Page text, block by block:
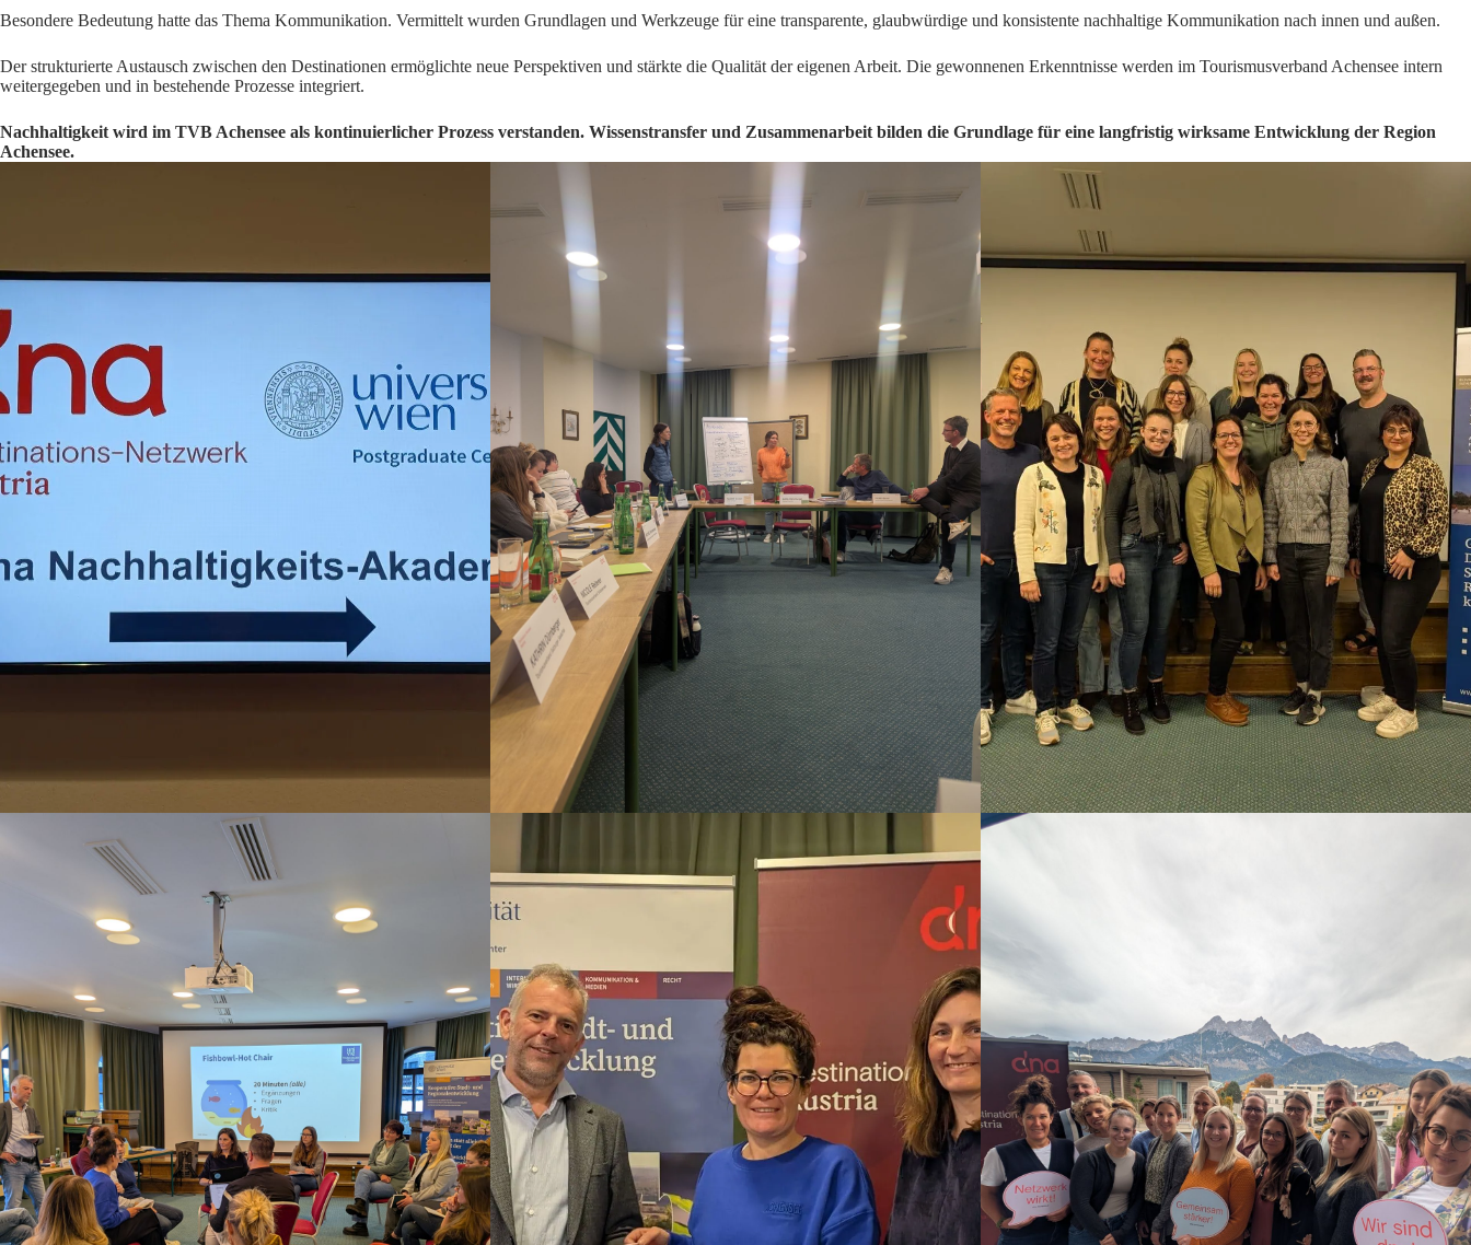
Besondere Bedeutung hatte das Thema Kommunikation. Vermittelt wurden Grundlagen und Werkzeuge für eine transparente, glaubwürdige und konsistente nachhaltige Kommunikation nach innen und außen.
Der strukturierte Austausch zwischen den Destinationen ermöglichte neue Perspektiven und stärkte die Qualität der eigenen Arbeit. Die gewonnenen Erkenntnisse werden im Tourismusverband Achensee intern
weitergegeben und in bestehende Prozesse integriert.
Nachhaltigkeit wird im TVB Achensee als kontinuierlicher Prozess verstanden. Wissenstransfer und Zusammenarbeit bilden die Grundlage für eine langfristig wirksame Entwicklung der Region
Achensee.